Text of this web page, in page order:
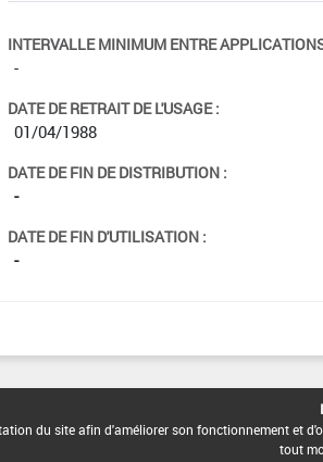
INTERVALLE MINIMUM ENTRE
-
DATE DE RETRAIT DE L'USAGE :
01/04/1988
DATE DE FIN DE DISTRIBUTION :
-
DATE DE FIN D'UTILISATION :
-
du site afin d'améliorer son fonctionnement et
tout